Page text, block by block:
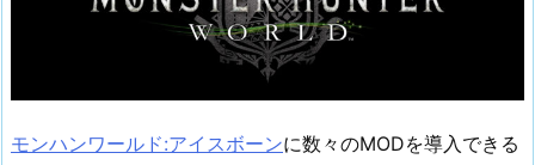
モンハンワールド:アイスボーンに数々のMODを導入できる